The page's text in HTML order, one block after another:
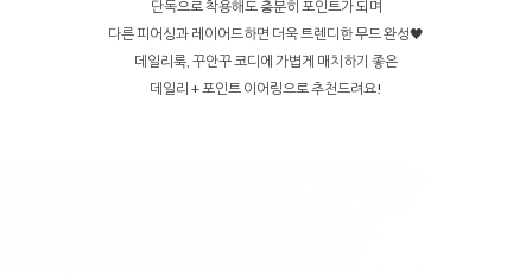
단독으로 착용해도 충분히 포인트가 되며
다른 피어싱과 레이어드하면 더욱 트렌디한 무드 완성🖤
데일리룩, 꾸안꾸 코디에 가볍게 매치하기 좋은
데일리 + 포인트 이어링으로 추천드려요!